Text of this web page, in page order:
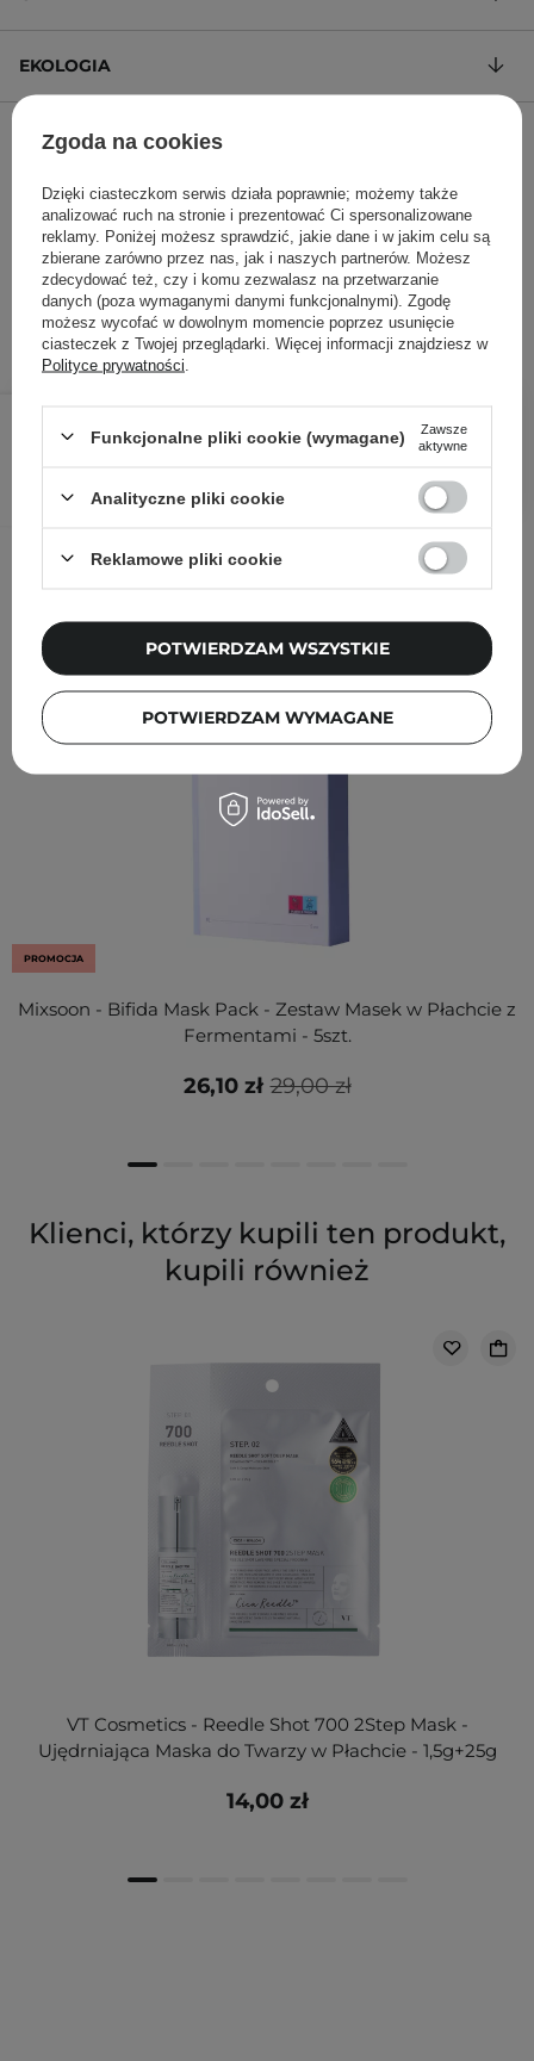
19,00 zł
EKOLOGIA
ZADAJ PYTANIE
Maska do twarzy z serum z niacynamidem, trehalozą i
betainą
1 900,00 zł /100, w tym VAT
ID towaru: 22706
Inni klienci sprawdzali również
PROMOCJA
Mixsoon - Bifida Mask Pack - Zestaw Masek w Płachcie z
Fermentami - 5szt.
29,00 zł
26,10 zł
Klienci, którzy kupili ten produkt,
kupili również
VT Cosmetics - Reedle Shot 700 2Step Mask -
Ujędrniająca Maska do Twarzy w Płachcie - 1,5g+25g
14,00 zł
Zgoda na cookies
Dzięki ciasteczkom serwis działa poprawnie; możemy także
analizować ruch na stronie i prezentować Ci spersonalizowane
reklamy. Poniżej możesz sprawdzić, jakie dane i w jakim celu są
zbierane zarówno przez nas, jak i naszych partnerów. Możesz
zdecydować też, czy i komu zezwalasz na przetwarzanie
danych (poza wymaganymi danymi funkcjonalnymi). Zgodę
możesz wycofać w dowolnym momencie poprzez usunięcie
ciasteczek z Twojej przeglądarki. Więcej informacji znajdziesz w
Polityce prywatności
Funkcjonalne pliki cookie (wymagane)
Zawsze
aktywne
Analityczne pliki cookie
Reklamowe pliki cookie
POTWIERDZAM WYMAGANE
POTWIERDZAM WSZYSTKIE